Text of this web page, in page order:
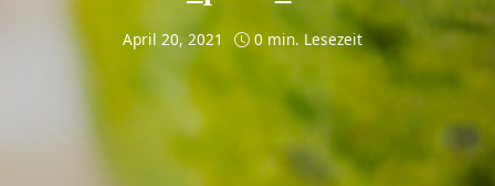
April 20, 2021 0 min. Lesezeit